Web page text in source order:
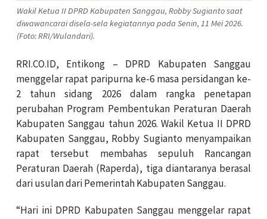
Wakil Ketua II DPRD Kabupaten Sanggau, Robby Sugianto saat
diwawancarai disela-sela kegiatannya pada Senin, 11 Mei 2026.
(Foto: RRI/Wulandari).
RRI.CO.ID, Entikong – DPRD Kabupaten Sanggau
menggelar rapat paripurna ke-6 masa persidangan ke-
2 tahun sidang 2026 dalam rangka penetapan
perubahan Program Pembentukan Peraturan Daerah
Kabupaten Sanggau tahun 2026. Wakil Ketua II DPRD
Kabupaten Sanggau, Robby Sugianto menyampaikan
rapat tersebut membahas sepuluh Rancangan
Peraturan Daerah (Raperda), tiga diantaranya berasal
dari usulan dari Pemerintah Kabupaten Sanggau.
“Hari ini DPRD Kabupaten Sanggau menggelar rapat